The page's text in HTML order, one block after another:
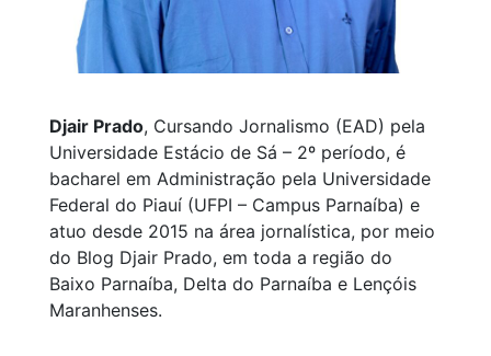
Djair Prado, Cursando Jornalismo (EAD) pela
Universidade Estácio de Sá – 2º período, é
bacharel em Administração pela Universidade
Federal do Piauí (UFPI – Campus Parnaíba) e
atuo desde 2015 na área jornalística, por meio
do Blog Djair Prado, em toda a região do
Baixo Parnaíba, Delta do Parnaíba e Lençóis
Maranhenses.